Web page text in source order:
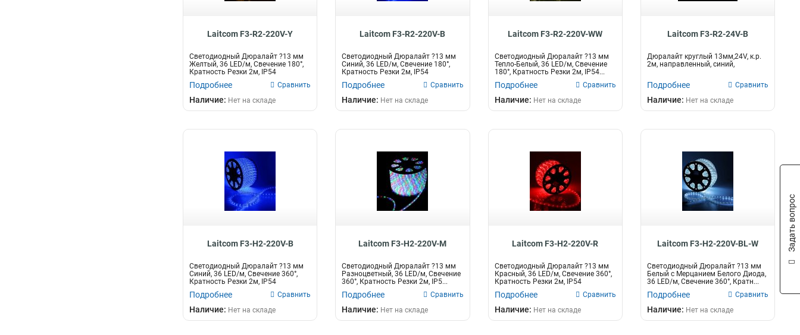
Laitcom F3-R2-220V-Y
Светодиодный Дюралайт ?13 мм
Желтый, 36 LED/м, Свечение 180°,
Кратность Резки 2м, IP54
Подробнее Сравнить
Наличие: Нет на складе
Laitcom F3-R2-220V-B
Светодиодный Дюралайт ?13 мм
Синий, 36 LED/м, Свечение 180°,
Кратность Резки 2м, IP54
Подробнее Сравнить
Наличие: Нет на складе
Laitcom F3-R2-220V-WW
Светодиодный Дюралайт ?13 мм
Тепло-Белый, 36 LED/м, Свечение
180°, Кратность Резки 2м, IP54...
Подробнее Сравнить
Наличие: Нет на складе
Laitcom F3-R2-24V-B
Дюралайт круглый 13мм,24V, к.р.
2м, направленный, синий,
Подробнее Сравнить
Наличие: Нет на складе
Laitcom F3-H2-220V-B
Светодиодный Дюралайт ?13 мм
Синий, 36 LED/м, Свечение 360°,
Кратность Резки 2м, IP54
Подробнее Сравнить
Наличие: Нет на складе
Laitcom F3-H2-220V-M
Светодиодный Дюралайт ?13 мм
Разноцветный, 36 LED/м, Свечение
360°, Кратность Резки 2м, IP5...
Подробнее Сравнить
Наличие: Нет на складе
Laitcom F3-H2-220V-R
Светодиодный Дюралайт ?13 мм
Красный, 36 LED/м, Свечение 360°,
Кратность Резки 2м, IP54
Подробнее Сравнить
Наличие: Нет на складе
Laitcom F3-H2-220V-BL-W
Светодиодный Дюралайт ?13 мм
Белый с Мерцанием Белого Диода,
36 LED/м, Свечение 360°, Кратн...
Подробнее Сравнить
Наличие: Нет на складе
Задать вопрос